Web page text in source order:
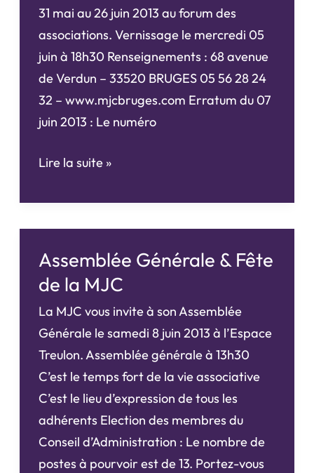
31 mai au 26 juin 2013 au forum des
associations. Vernissage le mercredi 05
juin à 18h30 Renseignements : 68 avenue
de Verdun – 33520 BRUGES 05 56 28 24
32 – www.mjcbruges.com Erratum du 07
juin 2013 : Le numéro
Exposition
arts
plastiques
la
MJC
Lire la suite »
Assemblée Générale & Fête
de la MJC
La MJC vous invite à son Assemblée
Générale le samedi 8 juin 2013 à l’Espace
Treulon. Assemblée générale à 13h30
C’est le temps fort de la vie associative
C’est le lieu d’expression de tous les
adhérents Election des membres du
Conseil d’Administration : Le nombre de
postes à pourvoir est de 13. Portez-vous